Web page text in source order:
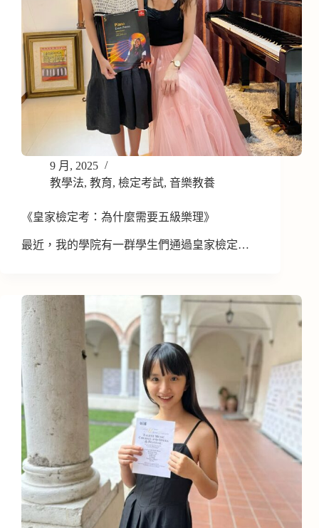
9 月, 2025
教學法, 教育, 檢定考試, 音樂教養
《皇家檢定考：為什麼需要五級樂理》
最近，我的學院有一群學生們通過皇家檢定…